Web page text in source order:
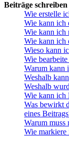
Beiträge schreiben
Wie erstelle
Wie kann ich
Wie kann ich
Wie kann ich
Wieso kann
Wie
Warum kann
Weshalb
Weshalb
Wie kann ich
Was bewirkt
eines
Warum muss
Wie markiere